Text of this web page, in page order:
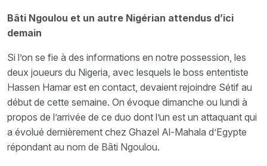
Bâti Ngoulou et un autre Nigérian attendus d’ici
demain
Si l’on se fie à des informations en notre possession, les
deux joueurs du Nigeria, avec lesquels le boss ententiste
Hassen Hamar est en contact, devaient rejoindre Sétif au
début de cette semaine. On évoque dimanche ou lundi à
propos de l’arrivée de ce duo dont l’un est un attaquant qui
a évolué dernièrement chez Ghazel Al-Mahala d’Egypte
répondant au nom de Bâti Ngoulou.